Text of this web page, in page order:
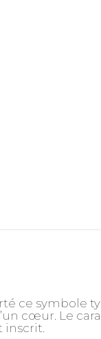
ce symbole
cœur. Le